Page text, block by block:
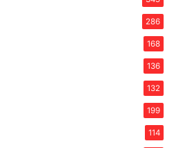
286
168
136
132
199
114